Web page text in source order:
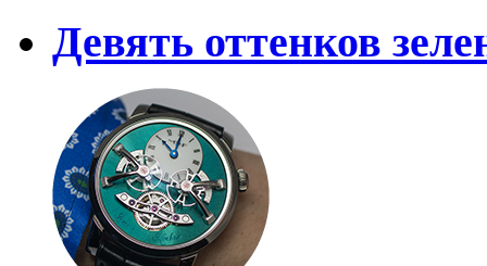
Девять оттенков